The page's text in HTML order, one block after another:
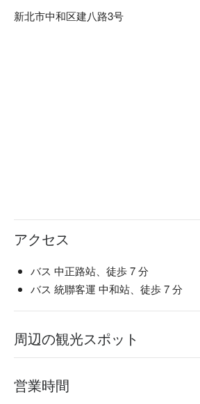
新北市中和区建八路3号
アクセス
バス 中正路站、徒歩 7 分
バス 統聯客運 中和站、徒歩 7 分
周辺の観光スポット
営業時間